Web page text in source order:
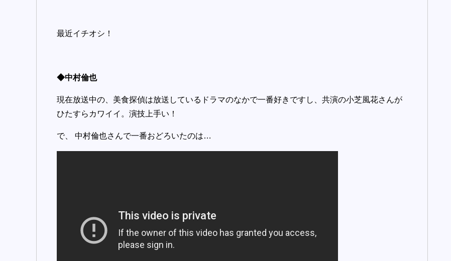
最近イチオシ！
◆中村倫也
現在放送中の、美食探偵は放送しているドラマのなかで一番好きですし、共演の小芝風花さんが
ひたすらカワイイ。演技上手い！
で、 中村倫也さんで一番おどろいたのは…